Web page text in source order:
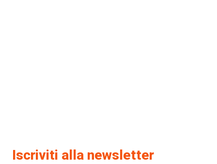
Iscriviti alla newsletter